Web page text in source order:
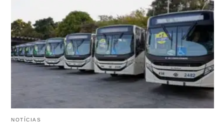
NOTÍCIAS